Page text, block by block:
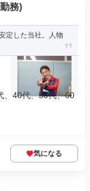
務)
定した当社。人物
、40代、50代、60
気になる